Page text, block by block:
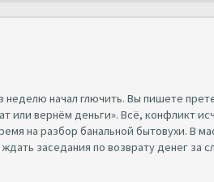
начал глючить. Вы пишете
или вернём деньги». Всё, конфликт
на разбор банальной бытовухи. В
заседания по возврату денег за